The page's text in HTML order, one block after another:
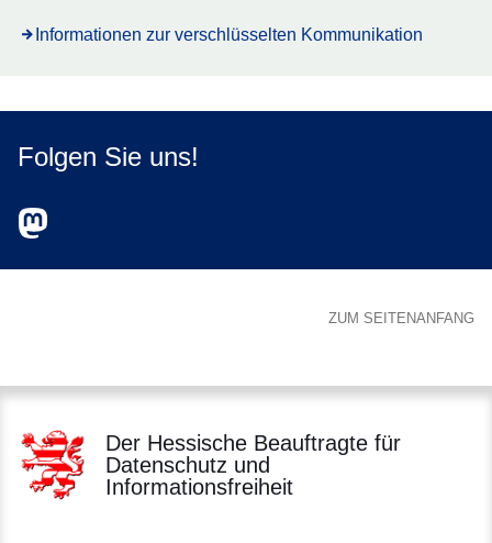
Informationen zur verschlüsselten Kommunikation
Folgen Sie uns!
Zum Mastodon-Account des HBDI
Öffnet sich in einem neuen Fenster
ZUM SEITENANFANG
Der Hessische Beauftragte für
Datenschutz und
Informationsfreiheit